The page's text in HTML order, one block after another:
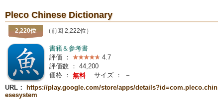
Pleco Chinese Dictionary
2,220位 （前回 2,222位）
書籍＆参考書
評価 ：
4.7
評価数 ： 44,200
価格 ： 無料 サイズ ：
－
URL：
https://play.google.com/store/apps/details?id=com.pleco.chin
esesystem